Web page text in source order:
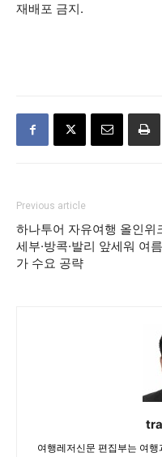
재배포 금지.
Previous article
하나투어 자유여행 올인위
세부·방콕·발리 앞세워 여
가 수요 공략
여행레저신문 편집부는 여